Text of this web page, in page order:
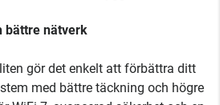
bättre nätverk
gör det enkelt att förbättra ditt
med bättre täckning och högre